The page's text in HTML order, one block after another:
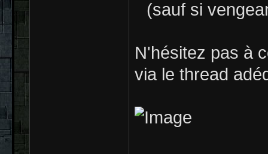
(sauf si
N'hésitez pas à
via le thread